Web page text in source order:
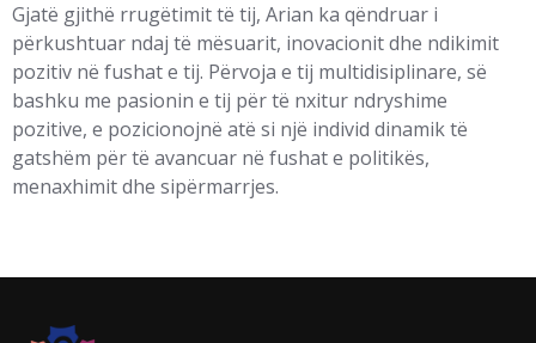
Gjatë gjithë rrugëtimit të tij, Arian ka qëndruar i
përkushtuar ndaj të mësuarit, inovacionit dhe ndikimit
pozitiv në fushat e tij. Përvoja e tij multidisiplinare, së
bashku me pasionin e tij për të nxitur ndryshime
pozitive, e pozicionojnë atë si një individ dinamik të
gatshëm për të avancuar në fushat e politikës,
menaxhimit dhe sipërmarrjes.